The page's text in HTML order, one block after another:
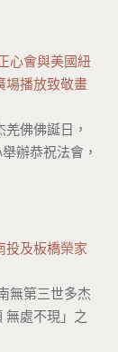
心會與美國紐
場播放致敬畫
佛佛誕日，
辦恭祝法會，
投及板橋榮家
無第三世多杰
無處不現」之